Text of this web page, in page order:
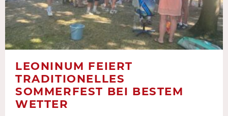
LEONINUM FEIERT
TRADITIONELLES
SOMMERFEST BEI BESTEM
WETTER